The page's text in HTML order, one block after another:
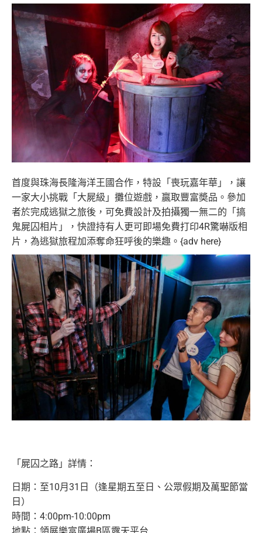
首度與珠海長隆海洋王國合作，特設「喪玩嘉年華」，讓
一家大小挑戰「大屍級」攤位遊戲，贏取豐富奬品。參加
者於完成逃獄之旅後，可免費設計及拍攝獨一無二的「搞
鬼屍囚相片」，快證持有人更可即場免費打印4R驚嚇版相
片，為逃獄旅程加添奪命狂呼後的樂趣。{adv here}
「屍囚之路」詳情：
日期：至10月31日（逢星期五至日、公眾假期及萬聖節當
日）
時間：4:00pm-10:00pm
地點：領展樂富廣場B區露天平台